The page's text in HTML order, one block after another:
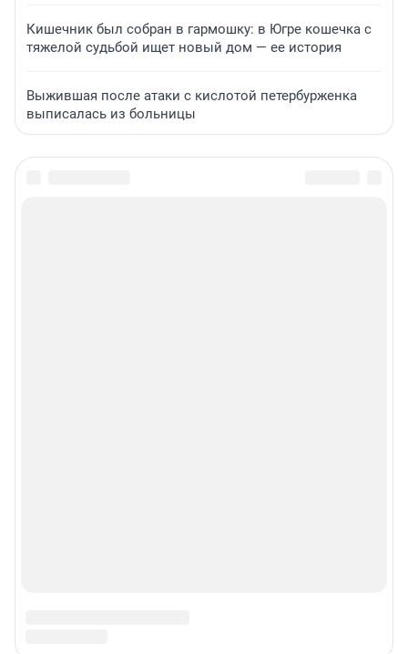
Кишечник был собран в гармошку: в Югре кошечка с
тяжелой судьбой ищет новый дом — ее история
Выжившая после атаки с кислотой петербурженка
выписалась из больницы